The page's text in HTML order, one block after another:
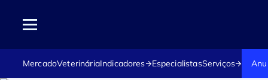
MercadoVeterináriaIndicadores EspecialistasServiços